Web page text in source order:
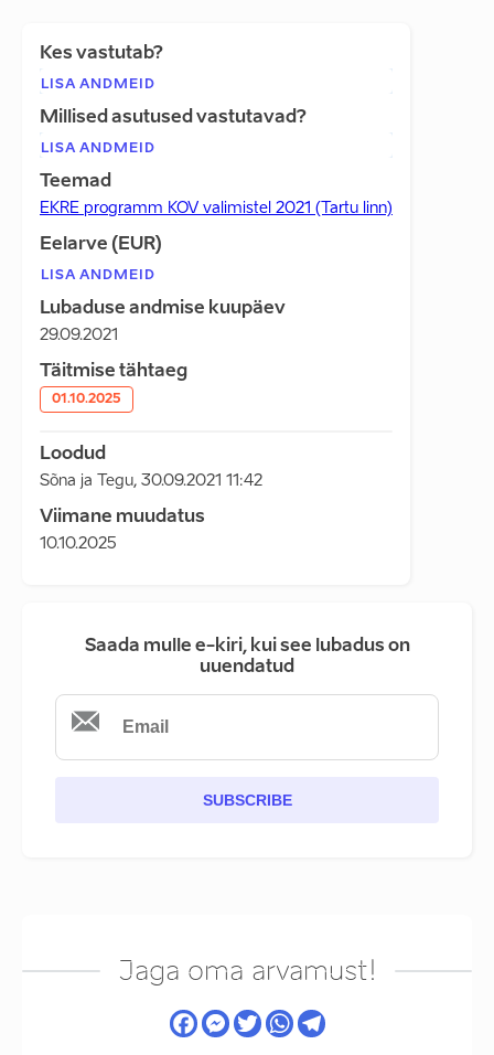
Kes vastutab?
LISA ANDMEID
Millised asutused vastutavad?
LISA ANDMEID
Teemad
EKRE programm KOV valimistel 2021 (Tartu linn)
Eelarve (EUR)
LISA ANDMEID
Lubaduse andmise kuupäev
29.09.2021
Täitmise tähtaeg
01.10.2025
Loodud
Sõna ja Tegu, 30.09.2021 11:42
Viimane muudatus
10.10.2025
Saada mulle e-kiri, kui see lubadus on
uuendatud
SUBSCRIBE
Jaga oma arvamust!